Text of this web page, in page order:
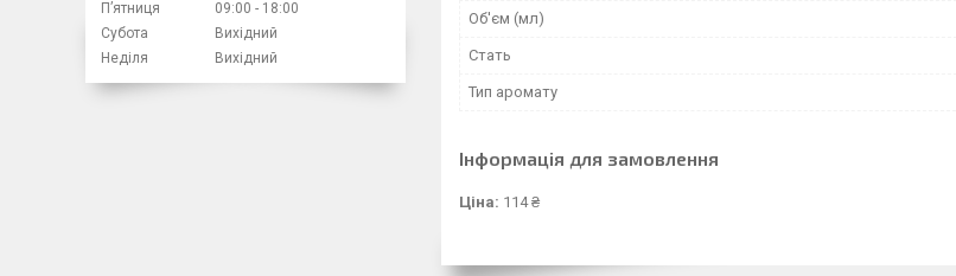
Об'єм (мл)
Стать
Тип аромату
Інформація для замовлення
Ціна: 114 ₴
Пʼятниця
09:00
18:00
Субота
Вихідний
Неділя
Вихідний